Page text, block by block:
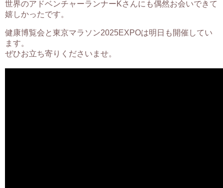
世界のアドベンチャーランナーKさんにも偶然お会いできて
嬉しかったです。
健康博覧会と東京マラソン2025EXPOは明日も開催してい
ます。
ぜひお立ち寄りくださいませ。